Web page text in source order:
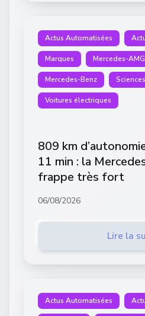
Actus Automatisées
Marques Mercedes-AMG
Mercedes-Benz Sciences
Voitures électriques
809 km
11 min : la
frappe très fort
06/08/2026
Lire la
Actus Automatisées